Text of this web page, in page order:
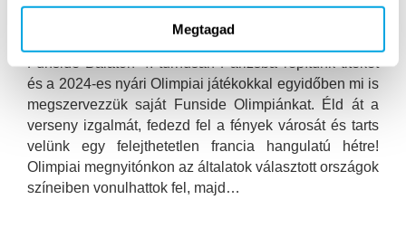
Megtagad
Mesdames et Messieurs, bienvenue en France! A
Funside Balaton 4. turnusán Párizsba repítünk titeket
és a 2024-es nyári Olimpiai játékokkal egyidőben mi is
megszervezzük saját Funside Olimpiánkat. Éld át a
verseny izgalmát, fedezd fel a fények városát és tarts
velünk egy felejthetetlen francia hangulatú hétre!
Olimpiai megnyitónkon az általatok választott országok
színeiben vonulhattok fel, majd…